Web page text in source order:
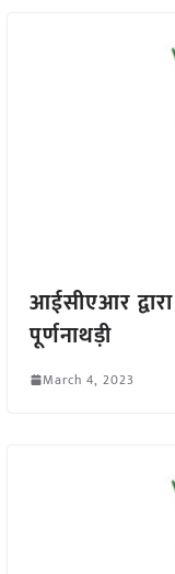
आईसीएआर
पूर्णनाथड़ी
March 4, 2023